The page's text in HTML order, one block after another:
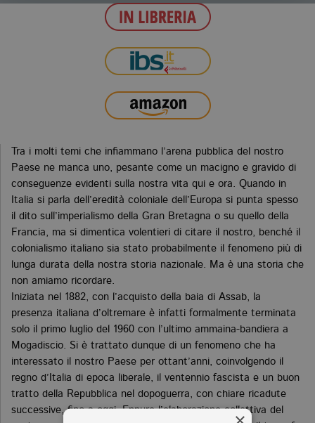
Tra i molti temi che infiammano l’arena pubblica del nostro
Paese ne manca uno, pesante come un macigno e gravido di
conseguenze evidenti sulla nostra vita qui e ora. Quando in
Italia si parla dell’eredità coloniale dell’Europa si punta spesso
il dito sull’imperialismo della Gran Bretagna o su quello della
Francia, ma si dimentica volentieri di citare il nostro, benché il
colonialismo italiano sia stato probabilmente il fenomeno più di
lunga durata della nostra storia nazionale. Ma è una storia che
non amiamo ricordare.
Iniziata nel 1882, con l’acquisto della baia di Assab, la
presenza italiana d’oltremare è infatti formalmente terminata
solo il primo luglio del 1960 con l’ultimo ammaina-bandiera a
Mogadiscio. Si è trattato dunque di un fenomeno che ha
interessato il nostro Paese per ottant’anni, coinvolgendo il
regno d’Italia di epoca liberale, il ventennio fascista e un buon
tratto della Repubblica nel dopoguerra, con chiare ricadute
successive, fino a oggi. Eppure l’elaborazione collettiva del